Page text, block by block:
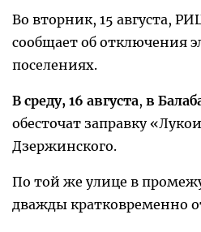
Во вторник, 15 августа,
сообщает об отключения
поселениях.
В среду, 16 августа, в
обесточат заправку
Дзержинского.
По той же улице в
дважды кратковременно